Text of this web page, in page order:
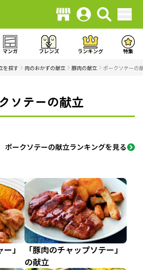
マンガ フレンズ ランキング 特集
を探す 肉のおかずの献立 豚肉の献立 ポークソテーの
ソテーの献立
ポークソテーの献立ランキングを見る
」
「豚肉のチャップソテー」
の献立